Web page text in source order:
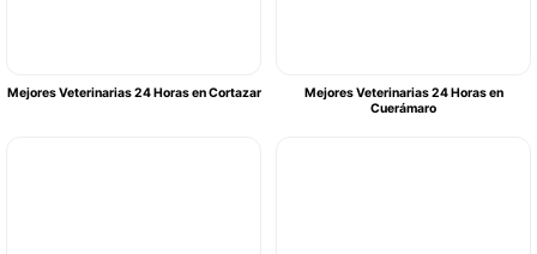
Mejores Veterinarias 24 Horas en Cortazar
Mejores Veterinarias 24 Horas en
Cuerámaro